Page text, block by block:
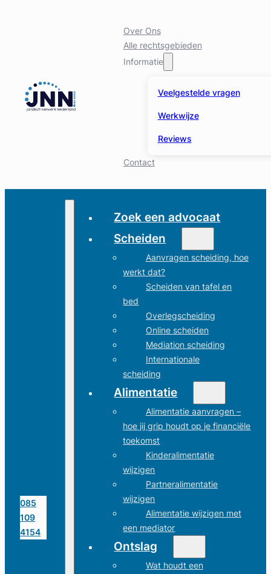
Over Ons
Alle rechtsgebieden
Informatie
Veelgestelde vragen
Werkwijze
Reviews
Contact
085
109
4154
Zoek een advocaat
Scheiden
Aanvragen scheiding, hoe
werkt dat?
Scheiden van tafel en
bed
Overlegscheiding
Online scheiden
Mediation scheiding
Internationale
scheiding
Alimentatie
Alimentatie aanvragen –
hoe jij grip houdt op je financiële
toekomst
Kinderalimentatie
wijzigen
Partneralimentatie
wijzigen
Alimentatie wijzigen met
een mediator
Ontslag
Wat houdt een